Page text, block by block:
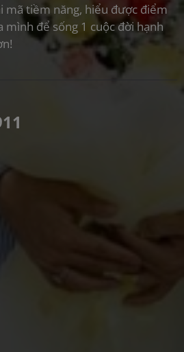
mã tiềm năng, hiểu được điểm
mình để sống 1 cuộc đời hạnh